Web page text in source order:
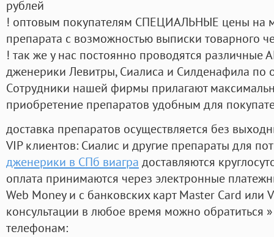
рублей
! оптовым покупателям СПЕЦИАЛЬНЫЕ цены на
препарата с возможностью выписки товарного
! так же у нас постоянно проводятся
дженерики Левитры, Сиалиса и Силденафила по
Cотрудники нашей фирмы прилагают
приобретение препаратов удобным для
доставка препаратов осуществляется без
VIP клиентов: Сиалис и другие препараты для
дженерики в СПб виагра доставляются
оплата принимаются через электронные
Web Money и с банковских карт Master Card или
консультации в любое время можно обратиться
телефонам: